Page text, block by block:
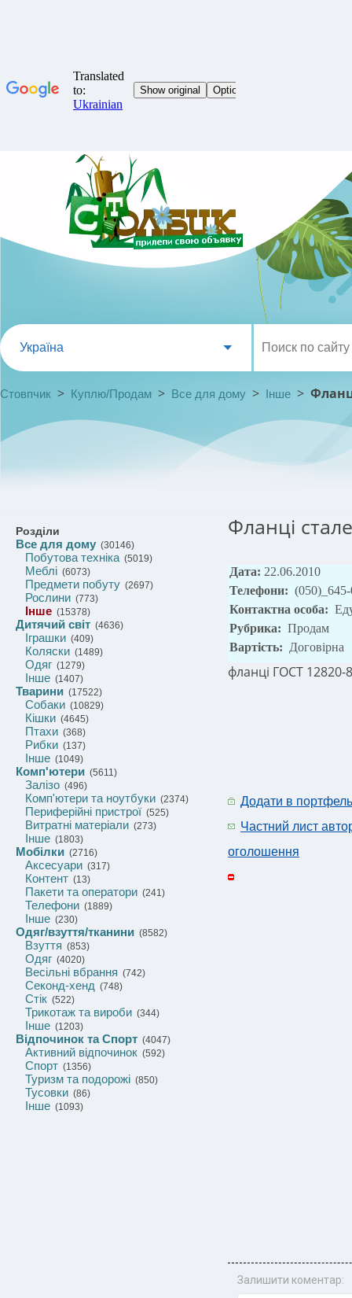
Україна
Стовпчик > Куплю/Продам > Все для дому > Інше >
Розділи
Все для дому (30146)
Побутова техніка(5019)
Меблі (6073)
Предмети побуту (2697)
Рослини (773)
Інше (15378)
Дитячий світ (4636)
Іграшки (409)
Коляски (1489)
Одяг (1279)
Інше (1407)
Тварини (17522)
Собаки (10829)
Кішки (4645)
Птахи (368)
Рибки (137)
Інше (1049)
Комп'ютери (5611)
Залізо (496)
Комп'ютери та ноутбуки (2374)
Периферійні пристрої (525)
Витратні матеріали (273)
Інше (1803)
Мобілки (2716)
Аксесуари (317)
Контент (13)
Пакети та оператори (241)
Телефони (1889)
Інше (230)
Одяг/взуття/тканини (8582)
Взуття (853)
Одяг (4020)
Весільні вбрання (742)
Секонд-хенд (748)
Стік (522)
Трикотаж та вироби (344)
Інше (1203)
Відпочинок та Спорт (4047)
Активний відпочинок (592)
Спорт (1356)
Туризм та подорожі (850)
Тусовки (86)
Інше (1093)
Фланці
Дата: 22.06.2010
Телефони:
Контактна особа:
Рубрика: Продам
Вартість: Договірна
фланці ГОСТ
Додати в портфель
Частний лист
оголошення
Залишити коментар: